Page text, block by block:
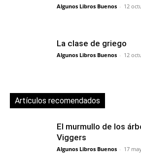
Algunos Libros Buenos - 12
La clase de griego
Algunos Libros Buenos - 12
Artículos recomendados
El murmullo de los
Viggers
Algunos Libros Buenos - 17